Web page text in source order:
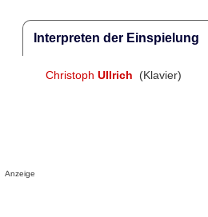
Interpreten der Einspielung
Christoph Ullrich (Klavier)
Anzeige